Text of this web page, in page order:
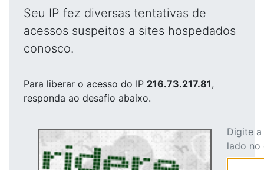
Seu IP fez diversas tentativas de
acessos suspeitos a sites hospedados
conosco.
Para liberar o acesso do IP 216.73.217.81,
responda ao desafio abaixo.
Digite
lado no